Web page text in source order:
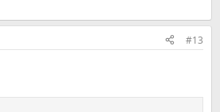
#13